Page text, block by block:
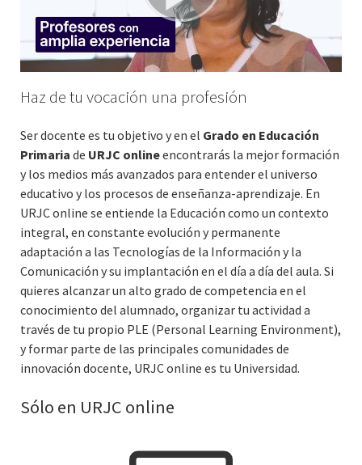
Haz de tu vocación una profesión
Ser docente es tu objetivo y en el Grado en Educación
Primaria de URJC onlineencontrarás la mejor formación
y los medios más avanzados para entender el universo
educativo y los procesos de enseñanza-aprendizaje. En
URJC online se entiende la Educación como un contexto
integral, en constante evolución y permanente
adaptación a las Tecnologías de la Información y la
Comunicación y su implantación en el día a día del aula. Si
quieres alcanzar un alto grado de competencia en el
conocimiento del alumnado, organizar tu actividad a
través de tu propio PLE (Personal Learning Environment),
y formar parte de las principales comunidades de
innovación docente, URJC online es tu Universidad.
Sólo en URJC online